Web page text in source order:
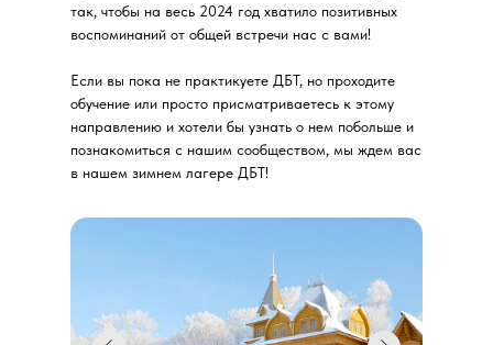
так, чтобы на весь 2024 год хватило позитивных
воспоминаний от общей встречи нас с вами!
Если вы пока не практикуете ДБТ, но проходите
обучение или просто присматриваетесь к этому
направлению и хотели бы узнать о нем побольше и
познакомиться с нашим сообществом, мы ждем вас
в нашем зимнем лагере ДБТ!